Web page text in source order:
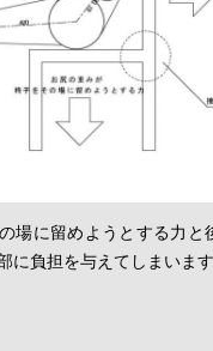
場に留めようとする力と
に負担を与えてしまいます